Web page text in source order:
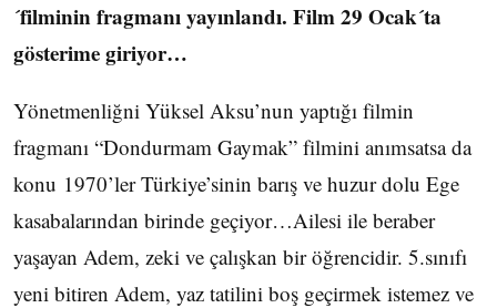
´filminin fragmanı yayınlandı. Film 29 Ocak´ta
gösterime giriyor…
Yönetmenliğni Yüksel Aksu’nun yaptığı filmin
fragmanı “Dondurmam Gaymak” filmini anımsatsa da
konu 1970’ler Türkiye’sinin barış ve huzur dolu Ege
kasabalarından birinde geçiyor…Ailesi ile beraber
yaşayan Adem, zeki ve çalışkan bir öğrencidir. 5.sınıfı
yeni bitiren Adem, yaz tatilini boş geçirmek istemez ve